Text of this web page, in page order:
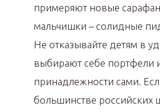
примеряют новые
мальчишки – солидные
Не отказывайте детям в
выбирают себе портфели
принадлежности сами.
большинстве российских